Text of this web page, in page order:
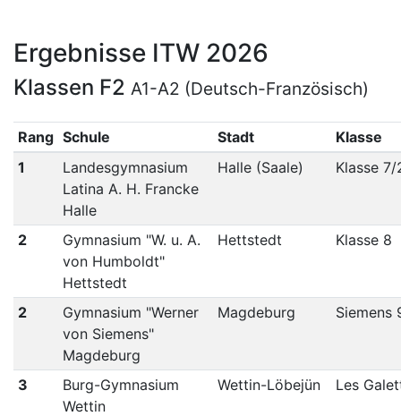
Ergebnisse ITW 2026
Klassen F2 A1-A2 (Deutsch-Französisch)
Rang Schule Stadt
Klasse
1
Landesgymnasium
Latina A. H. Francke
Halle
Halle (Saale) Klasse 7/
2
Gymnasium "W. u. A.
von Humboldt"
Hettstedt
Hettstedt Klasse 8
2
Gymnasium "Werner
von Siemens"
Magdeburg
Magdeburg Siemens
3
Burg-Gymnasium
Wettin
Wettin-Löbejün Les